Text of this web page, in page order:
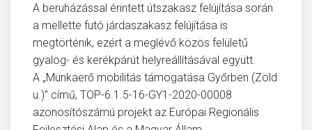
A beruházással érintett útszakasz felújítása során
a mellette futó járdaszakasz felújítása is
megtörténik, ezért a meglévő közös felületű
gyalog- és kerékpárút helyreállításával együtt.
A „Munkaerő mobilitás támogatása Győrben (Zöld
u.)” című, TOP-6.1.5-16-GY1-2020-00008
azonosítószámú projekt az Európai Regionális